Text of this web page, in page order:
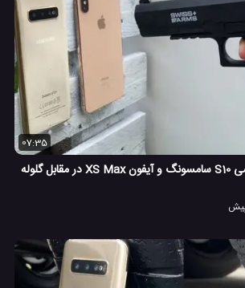
07:35
تست گوشی های گلکسی S10 سامسونگ و آیفون XS Max در مقابل گلوله